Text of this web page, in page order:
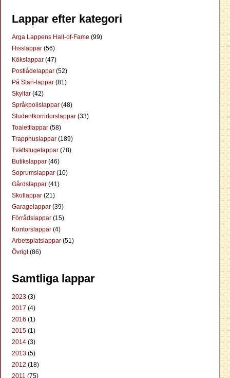
Lappar efter kategori
Arga Lappens Hall-of-Fame (99)
Hisslappar (56)
Kökslappar (47)
Postlådelappar (52)
På Stan-lappar (81)
Skyltar (42)
Språkpolislappar (48)
Studentkorridorslappar (33)
Toalettlappar (58)
Trapphuslappar (189)
Tvättstugelappar (78)
Butikslappar (46)
Soprumslappar (10)
Gårdslappar (41)
Skollappar (21)
Garagelappar (39)
Förrådslappar (15)
Kontorslappar (4)
Arbetsplatslappar (51)
Övrigt(86)
Samtliga lappar
2023 (3)
2017 (4)
2016 (1)
2015 (1)
2014 (3)
2013 (5)
2012 (18)
2011 (75)